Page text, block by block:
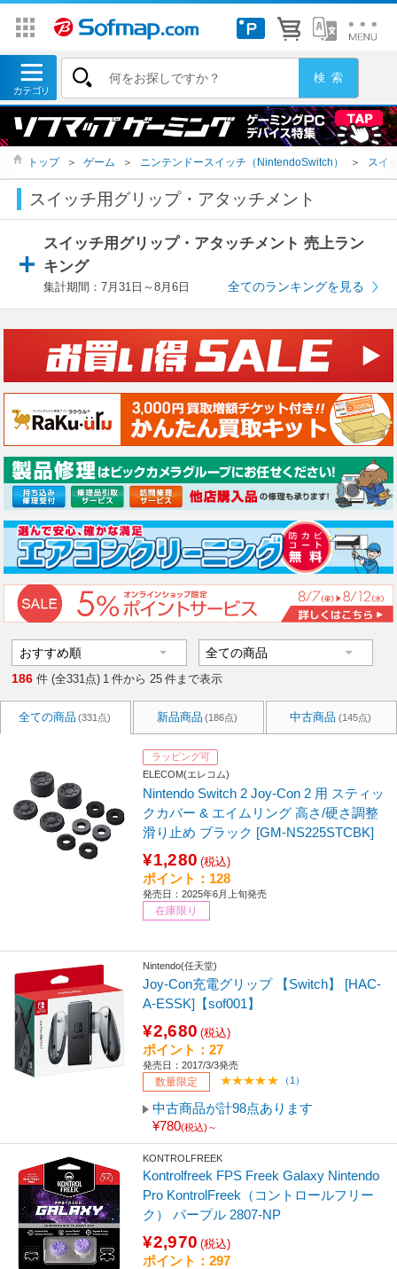
トップ ＞ ゲーム ＞ ニンテンドースイッチ（NintendoSwitch） ＞ スイ
スイッチ用グリップ・アタッチメント
スイッチ用グリップ・アタッチメント 売上ラン
キング
集計期間：7月31日～8月6日 全てのランキングを見る
186 件 (全331点) 1 件から 25 件まで表示
全ての商品 (331点) 新品商品 (186点) 中古商品 (145点)
ラッピング可
ELECOM(エレコム)
Nintendo Switch 2 Joy-Con 2 用 スティッ
クカバー & エイムリング 高さ/硬さ調整
滑り止め ブラック [GM-NS225STCBK]
¥1,280 (税込)
ポイント：128
発売日：2025年6月上旬発売
在庫限り
Nintendo(任天堂)
Joy-Con充電グリップ 【Switch】 [HAC-
A-ESSK]【sof001】
¥2,680 (税込)
ポイント：27
発売日：2017/3/3発売
数量限定 （1）
中古商品が計98点あります
¥780(税込)～
KONTROLFREEK
Kontrolfreek FPS Freek Galaxy Nintendo
Pro KontrolFreek（コントロールフリー
ク） パープル 2807-NP
¥2,970 (税込)
ポイント：297